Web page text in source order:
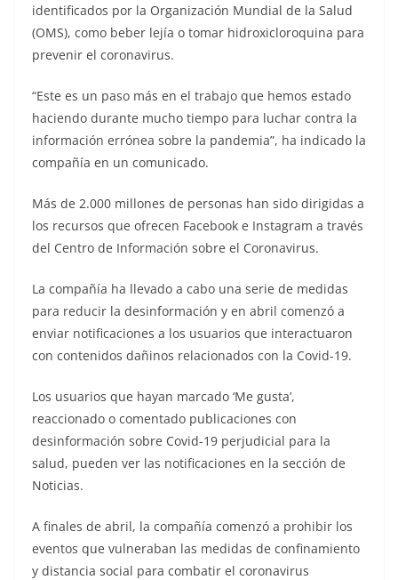
identificados por la Organización Mundial de la Salud
(OMS), como beber lejía o tomar hidroxicloroquina para
prevenir el coronavirus.
“Este es un paso más en el trabajo que hemos estado
haciendo durante mucho tiempo para luchar contra la
información errónea sobre la pandemia”, ha indicado la
compañía en un comunicado.
Más de 2.000 millones de personas han sido dirigidas a
los recursos que ofrecen Facebook e Instagram a través
del Centro de Información sobre el Coronavirus.
La compañía ha llevado a cabo una serie de medidas
para reducir la desinformación y en abril comenzó a
enviar notificaciones a los usuarios que interactuaron
con contenidos dañinos relacionados con la Covid-19.
Los usuarios que hayan marcado ‘Me gusta’,
reaccionado o comentado publicaciones con
desinformación sobre Covid-19 perjudicial para la
salud, pueden ver las notificaciones en la sección de
Noticias.
A finales de abril, la compañía comenzó a prohibir los
eventos que vulneraban las medidas de confinamiento
y distancia social para combatir el coronavirus